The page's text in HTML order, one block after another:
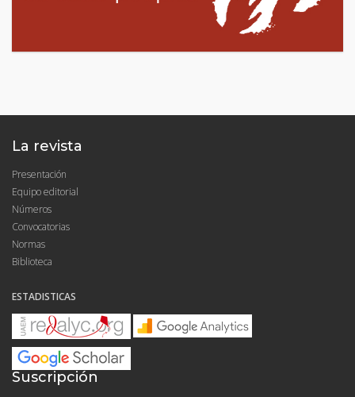
La revista
Presentación
Equipo editorial
Números
Convocatorias
Normas
Biblioteca
ESTADISTICAS
Suscripción